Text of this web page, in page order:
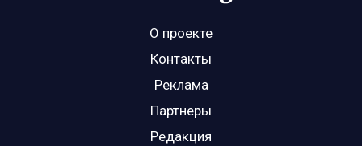
О проекте
Контакты
Реклама
Партнеры
Редакция